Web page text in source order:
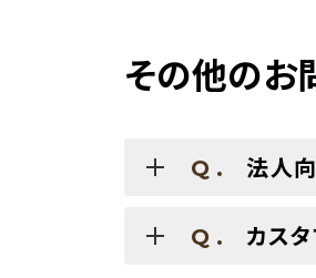
その他のお
Q. 法人
Q. カス